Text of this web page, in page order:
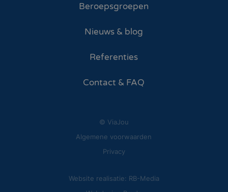
Beroepsgroepen
Nieuws & blog
Referenties
Contact & FAQ
© ViaJou
Algemene voorwaarden
Privacy
Website realisatie: RB-Media